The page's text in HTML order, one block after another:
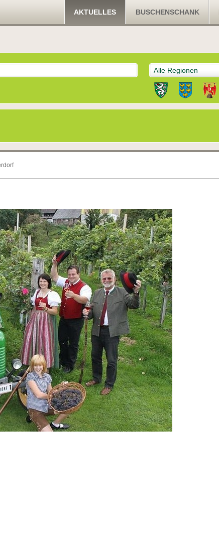
AKTUELLES BUSCHENSCHANK
Alle Regionen